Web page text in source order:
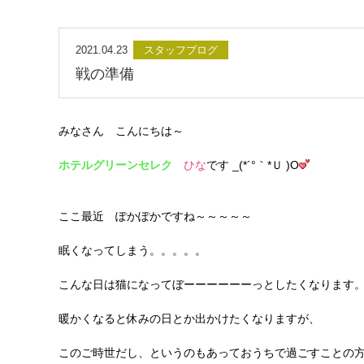
2021.04.23 スタッフブログ
戦の準備
みなさん こんにちは～
ホテルグリーンセレク ひなです _(*´°｀*Ｕ )O
ここ最近 ぽかぽかですね～～～～～
眠くなってしまう。。。。。
こんな日は猫になってぼーーーーーーっとしたくなります。
暖かくなると休みの日とか出かけたくなりますが、
このご時世だし、というのもあっておうちで過ごすことの